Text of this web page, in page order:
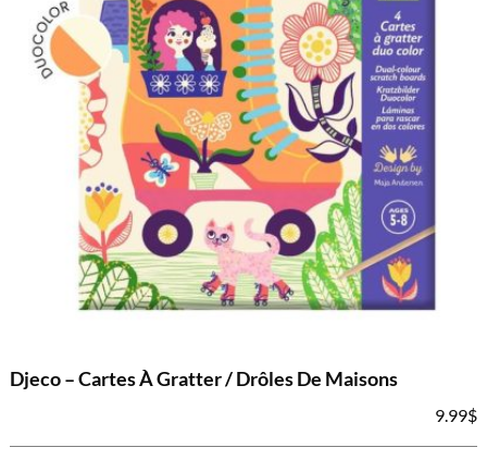
Djeco – Cartes À Gratter / Drôles De Maisons
9.99$